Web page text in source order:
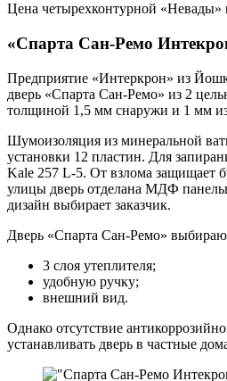
Цена четырехконтурной «Невады»
«Спарта Сан-Ремо
Предприятие «Интеркрон» из
дверь «Спарта Сан-Ремо» из 2
толщиной 1,5 мм снаружи и 1 мм
Шумоизоляция из минеральной
установки 12 пластин. Для
Kale 257 L-5. От взлома защищает
улицы дверь отделана МДФ
дизайн выбирает заказчик.
Дверь «Спарта Сан-Ремо»
3 слоя утеплителя;
удобную ручку;
внешний вид.
Однако отсутствие
устанавливать дверь в частные